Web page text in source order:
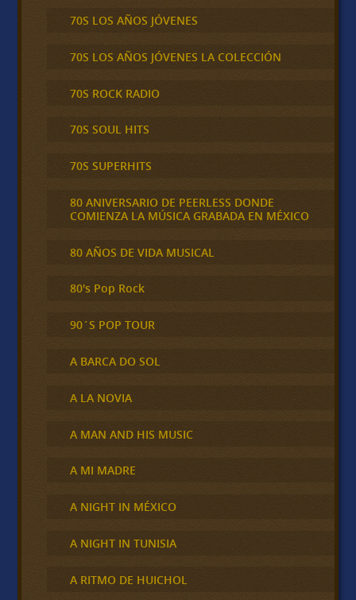
70S LOS AÑOS JÓVENES
70S LOS AÑOS JÓVENES LA COLECCIÓN
70S ROCK RADIO
70S SOUL HITS
70S SUPERHITS
80 ANIVERSARIO DE PEERLESS DONDE
COMIENZA LA MÚSICA GRABADA EN MÉXICO
80 AÑOS DE VIDA MUSICAL
80's Pop Rock
90´S POP TOUR
A BARCA DO SOL
A LA NOVIA
A MAN AND HIS MUSIC
A MI MADRE
A NIGHT IN MÉXICO
A NIGHT IN TUNISIA
A RITMO DE HUICHOL